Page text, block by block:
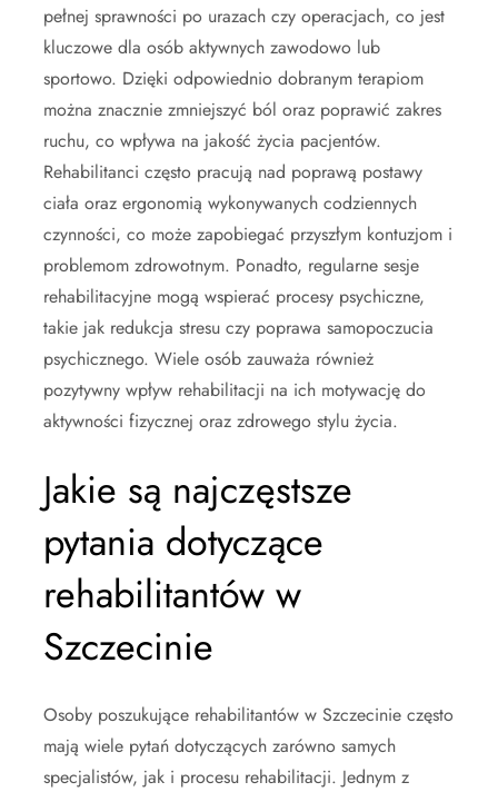
pełnej sprawności po urazach czy operacjach, co jest
kluczowe dla osób aktywnych zawodowo lub
sportowo. Dzięki odpowiednio dobranym terapiom
można znacznie zmniejszyć ból oraz poprawić zakres
ruchu, co wpływa na jakość życia pacjentów.
Rehabilitanci często pracują nad poprawą postawy
ciała oraz ergonomią wykonywanych codziennych
czynności, co może zapobiegać przyszłym kontuzjom i
problemom zdrowotnym. Ponadto, regularne sesje
rehabilitacyjne mogą wspierać procesy psychiczne,
takie jak redukcja stresu czy poprawa samopoczucia
psychicznego. Wiele osób zauważa również
pozytywny wpływ rehabilitacji na ich motywację do
aktywności fizycznej oraz zdrowego stylu życia.
Jakie są najczęstsze
pytania dotyczące
rehabilitantów w
Szczecinie
Osoby poszukujące rehabilitantów w Szczecinie często
mają wiele pytań dotyczących zarówno samych
specjalistów, jak i procesu rehabilitacji. Jednym z